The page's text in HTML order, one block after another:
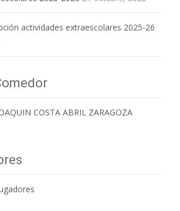
actividades extraescolares 2025-26
COSTA ABRIL ZARAGOZA